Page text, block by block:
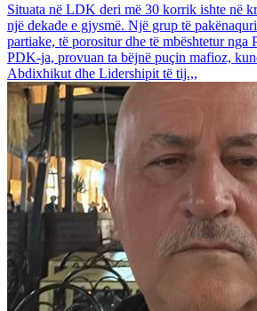
Situata në LDK deri më 30 korrik ishte në
një dekade e gjysmë. Një grup të
partiake, të porositur dhe të mbështetur nga
PDK-ja, provuan ta bëjnë puçin mafioz,
Abdixhikut dhe Lidershipit të tij.,,